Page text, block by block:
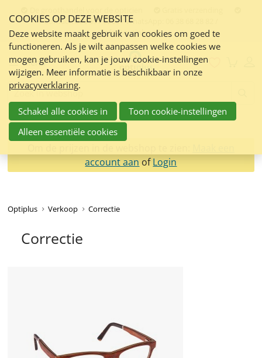
links
over
Spring
naar
de
inhoud
Spring
naar
navigatie
Contact:050 551 5200 / WhatsApp: 06 38 68 28 82 /
info@optiplus.nl
Menu
Zoeken:
account aan ofLogin
Optiplus Verkoop Correctie
Correctie
COOKIES OP DEZE WEBSITE
Deze website maakt gebruik van cookies om goed te
functioneren. Als je wilt aanpassen welke cookies we
mogen gebruiken, kan je jouw cookie-instellingen
wijzigen. Meer informatie is beschikbaar in onze
privacyverklaring.
Schakel alle cookies in
Toon cookie-instellingen
Alleen essentiële cookies